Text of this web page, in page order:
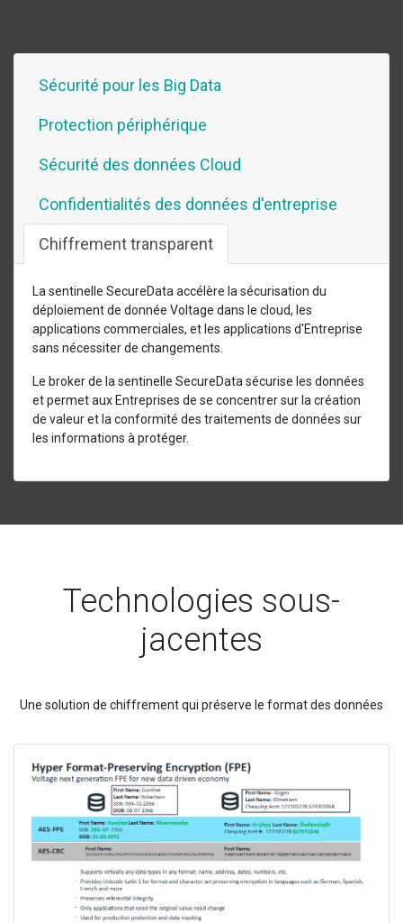
Sécurité pour les Big Data
Protection périphérique
Sécurité des données Cloud
Confidentialités des données d'entreprise
Chiffrement transparent
La sentinelle SecureData accélère la sécurisation du
déploiement de donnée Voltage dans le cloud, les
applications commerciales, et les applications d'Entreprise
sans nécessiter de changements.
Le broker de la sentinelle SecureData sécurise les données
et permet aux Entreprises de se concentrer sur la création
de valeur et la conformité des traitements de données sur
les informations à protéger.
Technologies sous-
jacentes
Une solution de chiffrement qui préserve le format des données